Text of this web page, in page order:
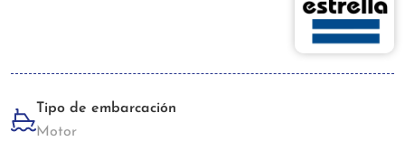
Tipo de embarcación
Motor